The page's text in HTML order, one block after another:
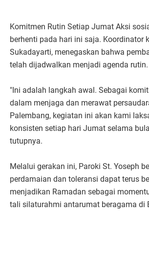
Komitmen Rutin Setiap Jumat Aksi
berhenti pada hari ini saja. Koordinator
Sukadayarti, menegaskan bahwa
telah dijadwalkan menjadi agenda rutin.
"Ini adalah langkah awal. Sebagai
dalam menjaga dan merawat
Palembang, kegiatan ini akan kami
konsisten setiap hari Jumat selama
tutupnya.
Melalui gerakan ini, Paroki St. Yoseph
perdamaian dan toleransi dapat terus
menjadikan Ramadan sebagai
tali silaturahmi antarumat beragama di